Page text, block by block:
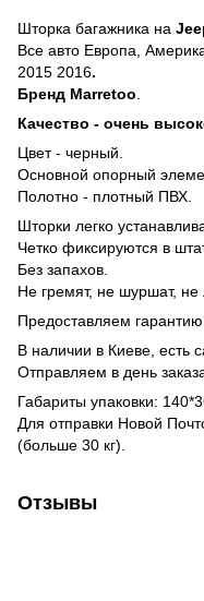
Шторка багажника на
Все авто Европа,
2015 2016.
Бренд Marretoo
Качество - очень
Цвeт - черный.
Основной опорный
Полотно - плотный ПВХ.
Шторки легко
Четко фиксируются в
Без запахов.
Не гремят, не шуршат, не
Предоставляем гарантию
В наличии в Киеве, есть
Отправляем в день
Габариты упаковки:
Для отправки Новой
(больше 30 кг).
Отзывы